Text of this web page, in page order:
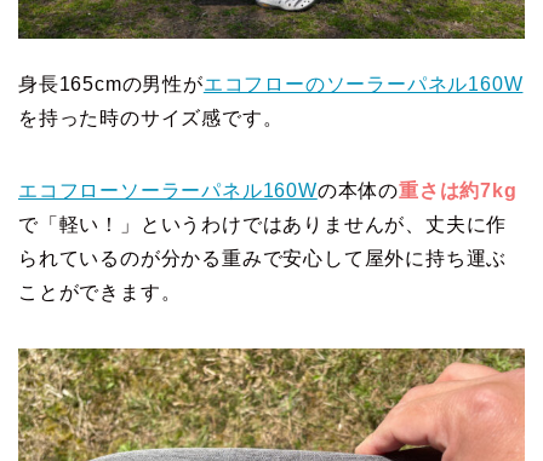
身長165cmの男性がエコフローのソーラーパネル160W
を持った時のサイズ感です。
エコフローソーラーパネル160Wの本体の重さは約7kg
で「軽い！」というわけではありませんが、丈夫に作
られているのが分かる重みで安心して屋外に持ち運ぶ
ことができます。